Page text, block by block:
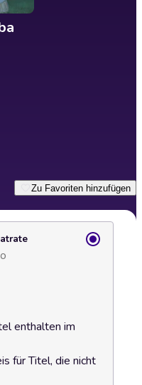
Zu Favoriten hinzufügen
enthalten im
für Titel, die nicht